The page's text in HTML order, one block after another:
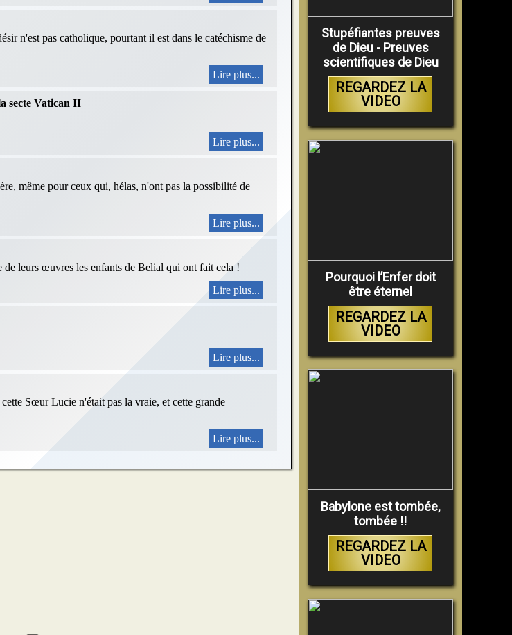
n'est pas catholique, pourtant il est dans le catéchisme de
Lire plus...
secte Vatican II
Lire plus...
même pour ceux qui, hélas, n'ont pas la possibilité de
Lire plus...
leurs œuvres les enfants de Belial qui ont fait cela !
Lire plus...
Lire plus...
Sœur Lucie n'était pas la vraie, et cette grande
Lire plus...
Stupéfiantes preuves
de Dieu - Preuves
scientifiques de Dieu
REGARDEZ LA
VIDEO
Pourquoi l’Enfer doit
être éternel
REGARDEZ LA
VIDEO
Babylone est tombée,
tombée !!
REGARDEZ LA
VIDEO